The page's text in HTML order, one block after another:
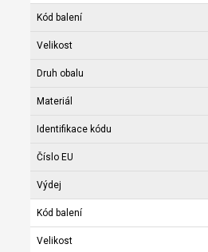
Kód balení
Velikost
Druh obalu
Materiál
Identifikace kódu
Číslo EU
Výdej
Kód balení
Velikost